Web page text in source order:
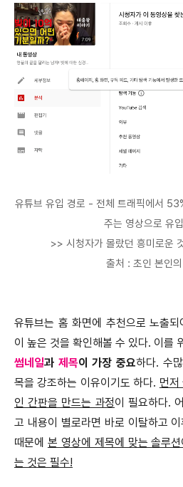
유튜브 유입 경로 - 전체 트래픽에서
주는 영상으로 유
>> 시청자가 몰랐던 흥미로운
출처 : 초인 본인
유튜브는 홈 화면에 추천으로 노출
이 높은 것을 확인해볼 수 있다. 이를
썸네일과 제목이 가장 중요하다. 수
목을 강조하는 이유이기도 하다. 먼저
인 간판을 만드는 과정이 필요하다.
고 내용이 별로라면 바로 이탈하고
때문에 본 영상에 제목에 맞는 솔루
는 것은 필수!